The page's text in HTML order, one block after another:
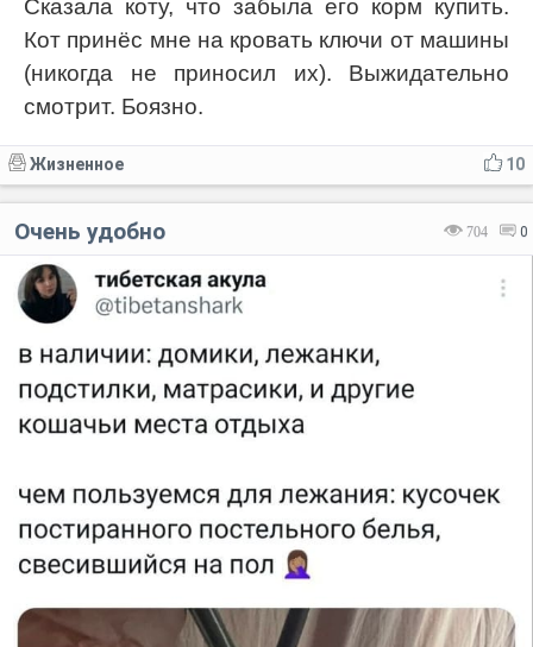
Сказала коту, что забыла его корм купить.
Кот принёс мне на кровать ключи от машины
(никогда не приносил их). Выжидательно
смотрит. Боязно.
10
Жизненное
704 0
Очень удобно